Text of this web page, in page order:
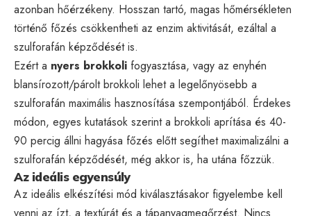
azonban hőérzékeny. Hosszan tartó, magas hőmérsékleten
történő főzés csökkentheti az enzim aktivitását, ezáltal a
szulforafán képződését is.
Ezért a nyers brokkoli fogyasztása, vagy az enyhén
blansírozott/párolt brokkoli lehet a legelőnyösebb a
szulforafán maximális hasznosítása szempontjából. Érdekes
módon, egyes kutatások szerint a brokkoli aprítása és 40-
90 percig állni hagyása főzés előtt segíthet maximalizálni a
szulforafán képződését, még akkor is, ha utána főzzük.
Az ideális egyensúly
Az ideális elkészítési mód kiválasztásakor figyelembe kell
venni az ízt, a textúrát és a tápanyagmegőrzést. Nincs